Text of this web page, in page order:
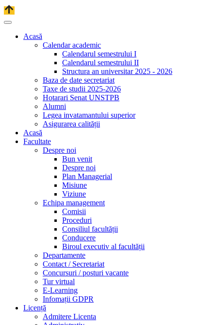
Acasă
Calendar academic
Calendarul semestrului I
Calendarul semestrului II
Structura an universitar 2025 - 2026
Baza de date secretariat
Taxe de studii 2025-2026
Hotarari Senat UNSTPB
Alumni
Legea invatamantului superior
Asigurarea calității
Acasă
Facultate
Despre noi
Bun venit
Despre noi
Plan Managerial
Misiune
Viziune
Echipa management
Comisii
Proceduri
Consiliul facultății
Conducere
Biroul executiv al facultății
Departamente
Contact / Secretariat
Concursuri / posturi vacante
Tur virtual
E-Learning
Infomații GDPR
Licență
Admitere Licenta